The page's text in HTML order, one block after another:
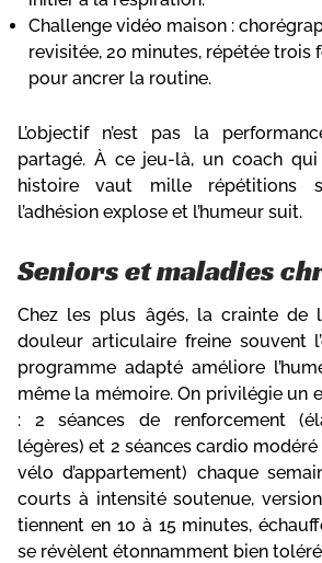
Challenge vidéo maison :
revisitée, 20 minutes, répétée trois
pour ancrer la routine.
L’objectif n’est pas la
partagé. À ce jeu-là, un coach
histoire vaut mille répétitions
l’adhésion explose et l’humeur suit.
Seniors et maladies
Chez les plus âgés, la crainte
douleur articulaire freine souvent
programme adapté améliore
même la mémoire. On privilégie un
: 2 séances de renforcement
légères) et 2 séances cardio
vélo d’appartement) chaque
courts à intensité soutenue,
tiennent en 10 à 15 minutes,
se révèlent étonnamment bien